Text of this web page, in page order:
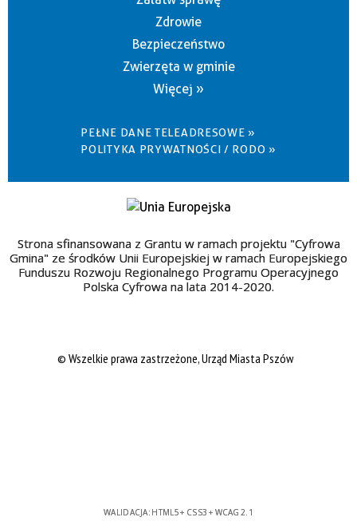
Zdrowie
Bezpieczeństwo
Zwierzęta w gminie
Więcej »
PEŁNE DANE TELEADRESOWE »
POLITYKA PRYWATNOŚCI / RODO »
Strona sfinansowana z Grantu w ramach projektu "Cyfrowa
Gmina" ze środków Unii Europejskiej w ramach Europejskiego
Funduszu Rozwoju Regionalnego Programu Operacyjnego
Polska Cyfrowa na lata 2014-2020.
© Wszelkie prawa zastrzeżone, Urząd Miasta Pszów
WALIDACJA: HTML5+ CSS3 + WCAG 2.1